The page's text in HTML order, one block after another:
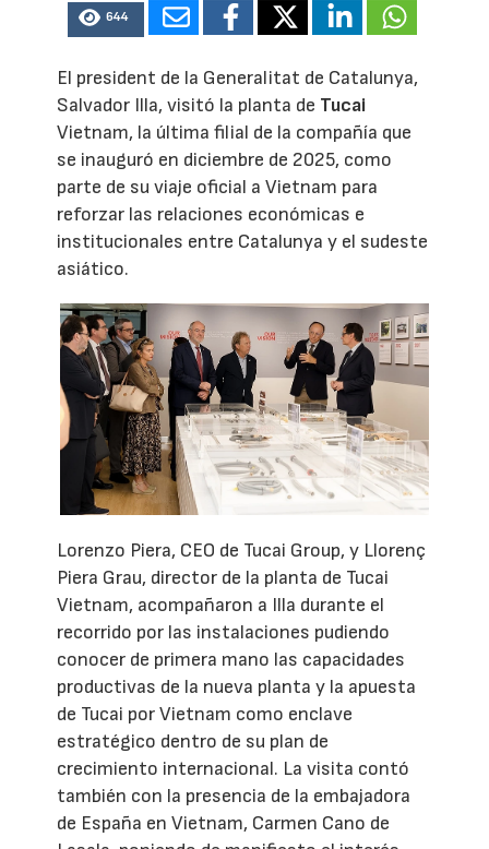
644
El president de la Generalitat de Catalunya,
Salvador Illa, visitó la planta de Tucai
Vietnam, la última filial de la compañía que
se inauguró en diciembre de 2025, como
parte de su viaje oficial a Vietnam para
reforzar las relaciones económicas e
institucionales entre Catalunya y el sudeste
asiático.
Lorenzo Piera, CEO de Tucai Group, y Llorenç
Piera Grau, director de la planta de Tucai
Vietnam, acompañaron a Illa durante el
recorrido por las instalaciones pudiendo
conocer de primera mano las capacidades
productivas de la nueva planta y la apuesta
de Tucai por Vietnam como enclave
estratégico dentro de su plan de
crecimiento internacional. La visita contó
también con la presencia de la embajadora
de España en Vietnam, Carmen Cano de